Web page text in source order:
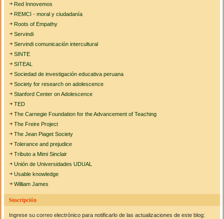
Red Innovemos
REMCI - moral y ciudadanía
Roots of Empathy
Servindi
Servindi comunicación intercultural
SINTE
SITEAL
Sociedad de investigación educativa peruana
Society for research on adolescence
Stanford Center on Adolescence
TED
The Carnegie Foundation for the Advancement of Teaching
The Freire Project
The Jean Piaget Society
Tolerance and prejudice
Tributo a Mimi Sinclair
Unión de Universidades UDUAL
Usable knowledge
William James
Suscripción
Ingrese su correo electrónico para notificarlo de las actualizaciones de este blog: